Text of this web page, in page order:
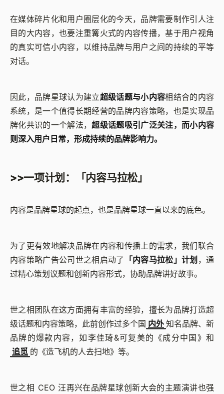
在媒体碎片化和用户圈层化的今天，品牌需要制作引人注
目的大内容，也要注重篝火式的内容传播，基于用户视角
的真实可信小内容，以维持品牌与用户之间的持续的平等
对话。
因此，品牌星球认为建立超级话题与小内容相结合的内容
系统，是一个值得长期经营的品牌内容策略，也是实现品
牌化共识的一个解法，超级话题吸引广泛关注，而小内容
则深入用户日常，形成持续的品牌影响力。
>>一项计划：「内容马拉松」
内容是品牌星球的起点，也是品牌星球一直以来的底色。
为了更有效地解决品牌在内容和传播上的需求，我们联合
内容策略广告公司世之相启动了
「内容马拉松」计划 ，通
过精心策划议题和创新内容形式，协助品牌讲好故事。
世之相团队在这方面拥有丰富的经验，擅长为品牌打造超
级话题和内容策略，此前创作过多个国 内外 知名品牌、新
品牌的爆款内容，如李佳琦&可复美的《成分中国》和
追觅 的《造飞机的人去扫地》等。
世之相 CEO 汪再兴在品牌星球创新大会的主题演讲也强